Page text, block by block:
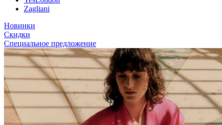
Zagliani
Новинки
Скидки
Специальное предложение